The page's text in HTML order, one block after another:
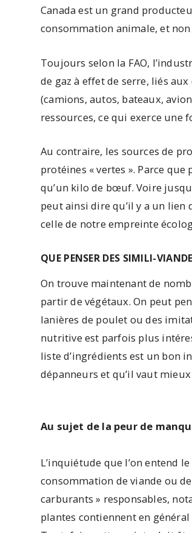
Canada est un grand
consommation animale, et
Toujours selon la FAO,
de gaz à effet de serre, liés
(camions, autos, bateaux,
ressources, ce qui exerce une
Au contraire, les sources de
protéines « vertes ». Parce
qu’un kilo de bœuf. Voire
peut ainsi dire qu’il y a un
celle de notre empreinte
QUE PENSER DES SIMILI-
On trouve maintenant de
partir de végétaux. On peut
lanières de poulet ou des
nutritive est parfois plus
liste d’ingrédients est un bon
dépanneurs et qu’il vaut
Au sujet de la peur de
L’inquiétude que l’on entend
consommation de viande ou
carburants » responsables,
plantes contiennent en